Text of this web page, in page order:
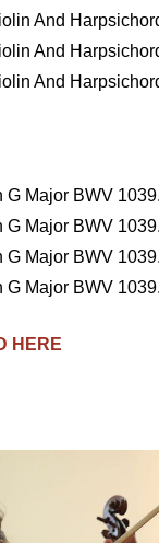
And
And
And
G Major BWV
G Major BWV
G Major BWV
G Major BWV
HERE